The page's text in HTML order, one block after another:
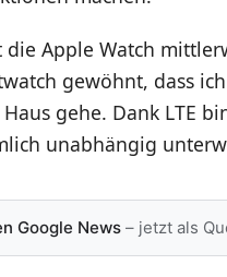
Apple Watch
gewöhnt, dass
gehe. Dank LTE
unabhängig
Google News– jetzt als